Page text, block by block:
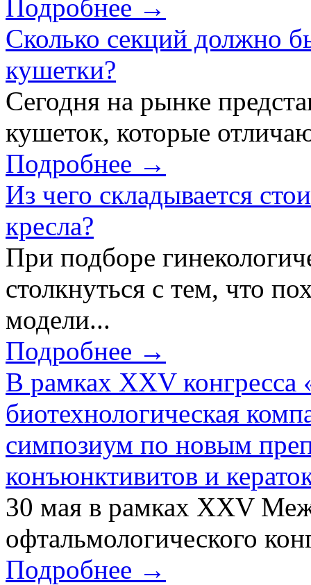
Подробнее →
Сколько секций должно
кушетки?
Сегодня на рынке
кушеток, которые
Подробнее →
Из чего складывается
кресла?
При подборе
столкнуться с тем, что
модели...
Подробнее →
В рамках XXV конгресса
биотехнологическая
симпозиум по новым
конъюнктивитов и
30 мая в рамках XXV
офтальмологического
Подробнее →